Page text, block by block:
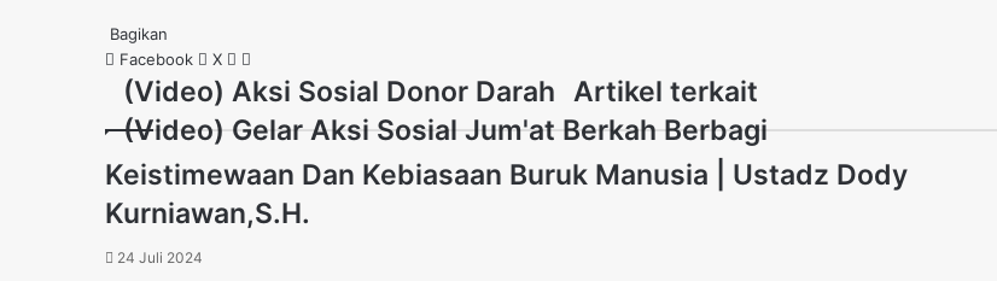
Bagikan
Facebook
X WhatsApp
(Video)
Aksi
Sosial
Donor
Darah
(Video) Aksi Sosial Donor Darah
(Video)
Gelar
Aksi
Jum'at
Berkah
(Video) Gelar Aksi Sosial Jum'at Berkah Berbagi
Artikel terkait
Keistimewaan Dan Kebiasaan Buruk Manusia | Ustadz Dody
Kurniawan,S.H.
24 Juli 2024